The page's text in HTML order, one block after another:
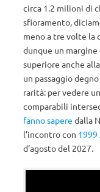
circa 1.2 milioni di
sfioramento,
meno a tre volte la
dunque un
superiore anche
un passaggio
rarità: per vedere
comparabili
fanno sapere dalla
l’incontro con 1999
d’agosto del 2027.